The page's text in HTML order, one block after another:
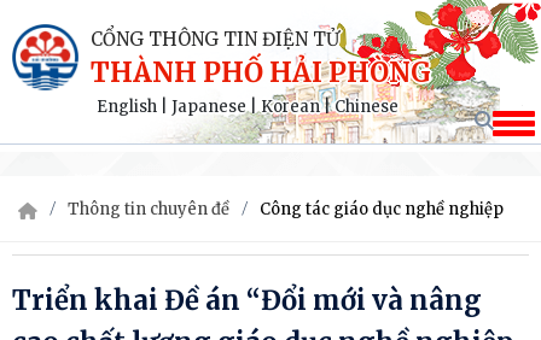
CỔNG THÔNG TIN ĐIỆN TỬ
THÀNH PHỐ HẢI PHÒNG
English Japanese|Korean|Chinese
Thông tin chuyên đề Công tác giáo dục nghề nghiệp
Triển khai Đề án “Đổi mới và nâng